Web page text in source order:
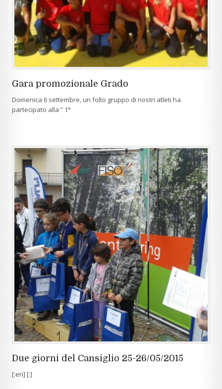
Gara promozionale Grado
Domenica 6 settembre, un folto gruppo di nostri atleti ha
partecipato alla ” 1°
Due giorni del Cansiglio 25-26/05/2015
[:en] [:]